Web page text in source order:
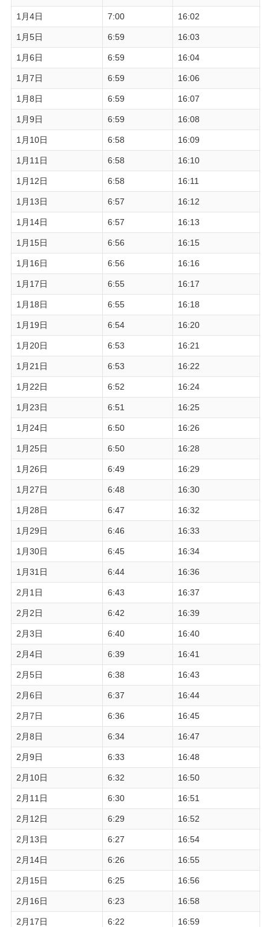
1月4日 7:00 16:02
1月5日 6:59 16:03
1月6日 6:59 16:04
1月7日 6:59 16:06
1月8日 6:59 16:07
1月9日 6:59 16:08
1月10日 6:58 16:09
1月11日 6:58 16:10
1月12日 6:58 16:11
1月13日 6:57 16:12
1月14日 6:57 16:13
1月15日 6:56 16:15
1月16日 6:56 16:16
1月17日 6:55 16:17
1月18日 6:55 16:18
1月19日 6:54 16:20
1月20日 6:53 16:21
1月21日 6:53 16:22
1月22日 6:52 16:24
1月23日 6:51 16:25
1月24日 6:50 16:26
1月25日 6:50 16:28
1月26日 6:49 16:29
1月27日 6:48 16:30
1月28日 6:47 16:32
1月29日 6:46 16:33
1月30日 6:45 16:34
1月31日 6:44 16:36
2月1日 6:43 16:37
2月2日 6:42 16:39
2月3日 6:40 16:40
2月4日 6:39 16:41
2月5日 6:38 16:43
2月6日 6:37 16:44
2月7日 6:36 16:45
2月8日 6:34 16:47
2月9日 6:33 16:48
2月10日 6:32 16:50
2月11日 6:30 16:51
2月12日 6:29 16:52
2月13日 6:27 16:54
2月14日 6:26 16:55
2月15日 6:25 16:56
2月16日 6:23 16:58
2月17日 6:22 16:59